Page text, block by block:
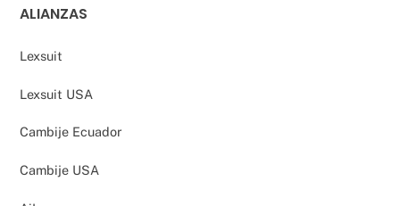
ALIANZAS
Lexsuit
Lexsuit USA
Cambije Ecuador
Cambije USA